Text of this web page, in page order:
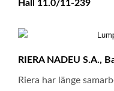
Hall 11.0/11-239
RIERA NADEU S.A.,
Riera har länge